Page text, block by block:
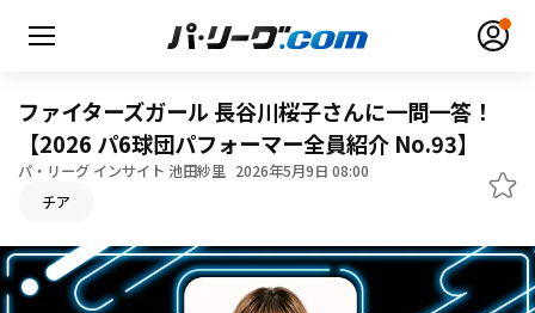
無料アカウント登録
HOME
ファイターズガール 長谷川桜子さんに一問一答！
【2026 パ6球団パフォーマー全員紹介 No.93】
パ・リーグ インサイト 池田紗里 2026年5月9日 08:00
チア